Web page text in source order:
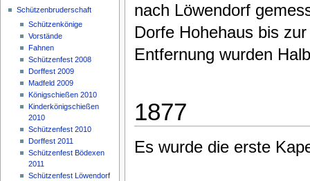
nach Löwendorf
Dorfe Hohehaus bis
Entfernung wurden
1877
Es wurde die erste
Schützenbruderschaft
Schützenkönige
Vorstände
Fahnen
Schützenfest 2008
Dorffest 2009
Madfeld 2009
Königschießen 2010
Kinderkönigschießen
2010
Schützenfest 2010
Dorffest 2011
Schützenfest Bödexen
2011
Schützenfest Löwendorf